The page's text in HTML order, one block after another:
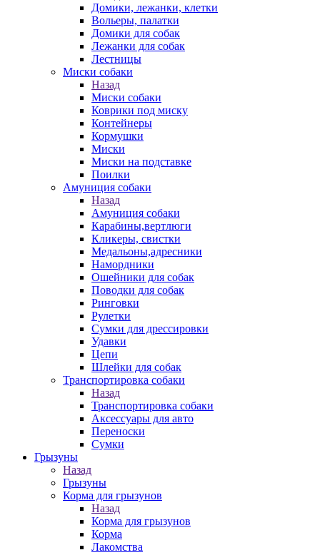
Домики, лежанки, клетки
Вольеры, палатки
Домики для собак
Лежанки для собак
Лестницы
Миски собаки
Назад
Миски собаки
Коврики под миску
Контейнеры
Кормушки
Миски
Миски на подставке
Поилки
Амуниция собаки
Назад
Амуниция собаки
Карабины,вертлюги
Кликеры, свистки
Медальоны,адресники
Намордники
Ошейники для собак
Поводки для собак
Ринговки
Рулетки
Сумки для дрессировки
Удавки
Цепи
Шлейки для собак
Транспортировка собаки
Назад
Транспортировка собаки
Аксессуары для авто
Переноски
Сумки
Грызуны
Назад
Грызуны
Корма для грызунов
Назад
Корма для грызунов
Корма
Лакомства